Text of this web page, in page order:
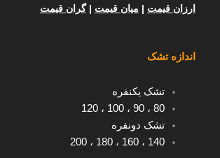
ارزان قیمت
میان قیمت |گران قیمت
اندازه تشک
تشک یکنفره
80، 90، 100 ، 120
تشک دونفره
140 ، 160 ، 180 ، 200